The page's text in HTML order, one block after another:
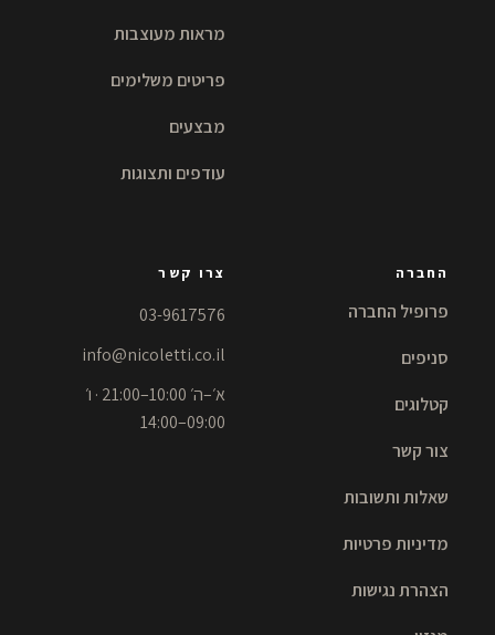
מראות מעוצבות
פריטים משלימים
מבצעים
עודפים ותצוגות
החברה
פרופיל החברה
סניפים
קטלוגים
צור קשר
שאלות ותשובות
מדיניות פרטיות
הצהרת נגישות
צרו קשר
03-9617576
info@nicoletti.co.il
א׳–ה׳ 10:00–21:00 · ו׳
09:00–14:00